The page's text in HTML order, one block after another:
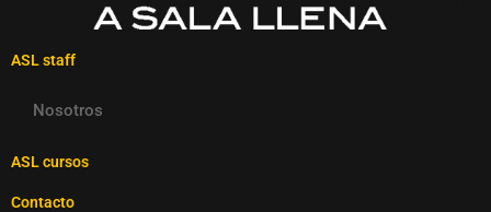
ASL staff
Nosotros
ASL cursos
Contacto